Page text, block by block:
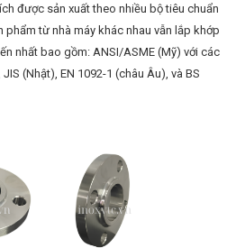
được sản xuất theo nhiều bộ tiêu chuẩn
từ nhà máy khác nhau vẫn lắp khớp
nhất bao gồm: ANSI/ASME (Mỹ) với các
(Nhật), EN 1092-1 (châu Âu), và BS